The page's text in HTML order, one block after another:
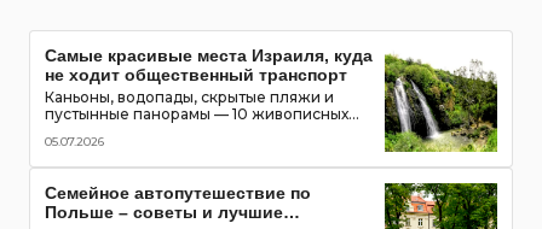
Самые красивые места Израиля, куда
не ходит общественный транспорт
Каньоны, водопады, скрытые пляжи и
пустынные панорамы — 10 живописных
только на автомобиле
05.07.2026
Семейное автопутешествие по
Польше – советы и лучшие